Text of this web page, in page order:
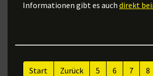
Informationen gibt es auch direkt
Start Zurück 5 6 7 8